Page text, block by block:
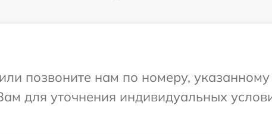
позвоните нам по номеру, указанному
для уточнения индивидуальных